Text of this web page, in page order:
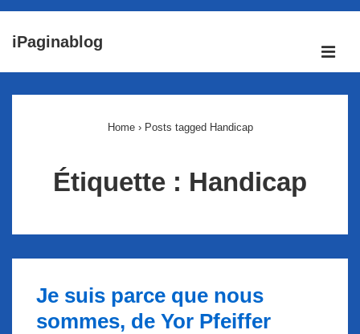
passer
iPaginablog
Home › Posts tagged Handicap
Étiquette : Handicap
Je suis parce que nous
sommes, de Yor Pfeiffer